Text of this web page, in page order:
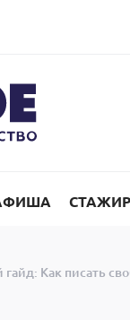
гайд: Как писать